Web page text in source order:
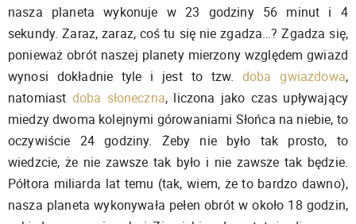
nasza planeta wykonuje w 23 godziny 56 minut i 4
sekundy. Zaraz, zaraz, coś tu się nie zgadza…? Zgadza się,
ponieważ obrót naszej planety mierzony względem gwiazd
wynosi dokładnie tyle i jest to tzw. doba gwiazdowa,
natomiast doba słoneczna, liczona jako czas upływający
miedzy dwoma kolejnymi górowaniami Słońca na niebie, to
oczywiście 24 godziny. Żeby nie było tak prosto, to
wiedzcie, że nie zawsze tak było i nie zawsze tak będzie.
Półtora miliarda lat temu (tak, wiem, że to bardzo dawno),
nasza planeta wykonywała pełen obrót w około 18 godzin,